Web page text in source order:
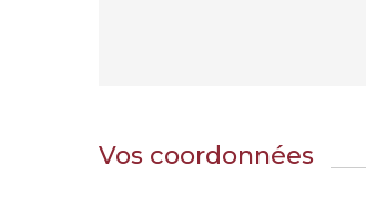
Vos coordonnées